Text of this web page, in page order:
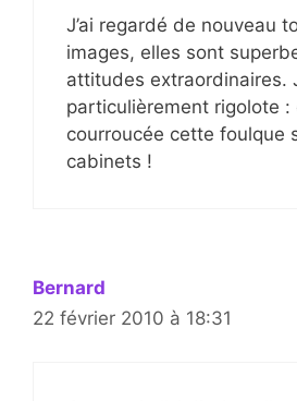
J’ai regardé de nouveau
images, elles sont
attitudes extraordinaires.
particulièrement rigolote :
courroucée cette foulque
cabinets !
Bernard
22 février 2010 à 18:31